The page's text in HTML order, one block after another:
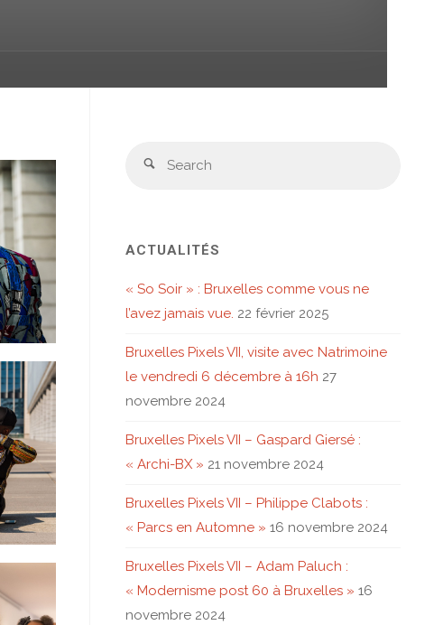
Search
ACTUALITÉS
« So Soir » : Bruxelles comme vous ne
l’avez jamais vue. 22 février 2025
Bruxelles Pixels VII, visite avec Natrimoine
le vendredi 6 décembre à 16h 27
novembre 2024
Bruxelles Pixels VII – Gaspard Giersé :
« Archi-BX » 21 novembre 2024
Bruxelles Pixels VII – Philippe Clabots :
« Parcs en Automne » 16 novembre 2024
Bruxelles Pixels VII – Adam Paluch :
« Modernisme post 60 à Bruxelles » 16
novembre 2024